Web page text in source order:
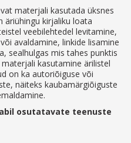
materjali kasutada üksnes
äriühingu kirjaliku loata
veebilehtedel levitamine,
avaldamine, linkide lisamine
sealhulgas mis tahes punktis
kasutamine ärilistel
on ka autoriõiguse või
näiteks kaubamärgiõiguste
osutatavate teenuste